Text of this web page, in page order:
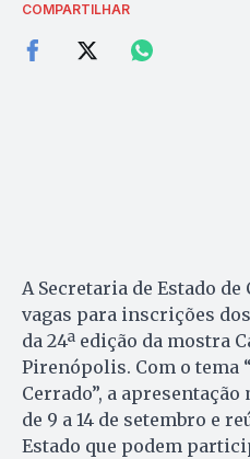
COMPARTILHAR
A Secretaria de Estado
vagas para inscrições
da 24ª edição da mostra
Pirenópolis. Com o tema
Cerrado”, a
de 9 a 14 de setembro e
Estado que podem